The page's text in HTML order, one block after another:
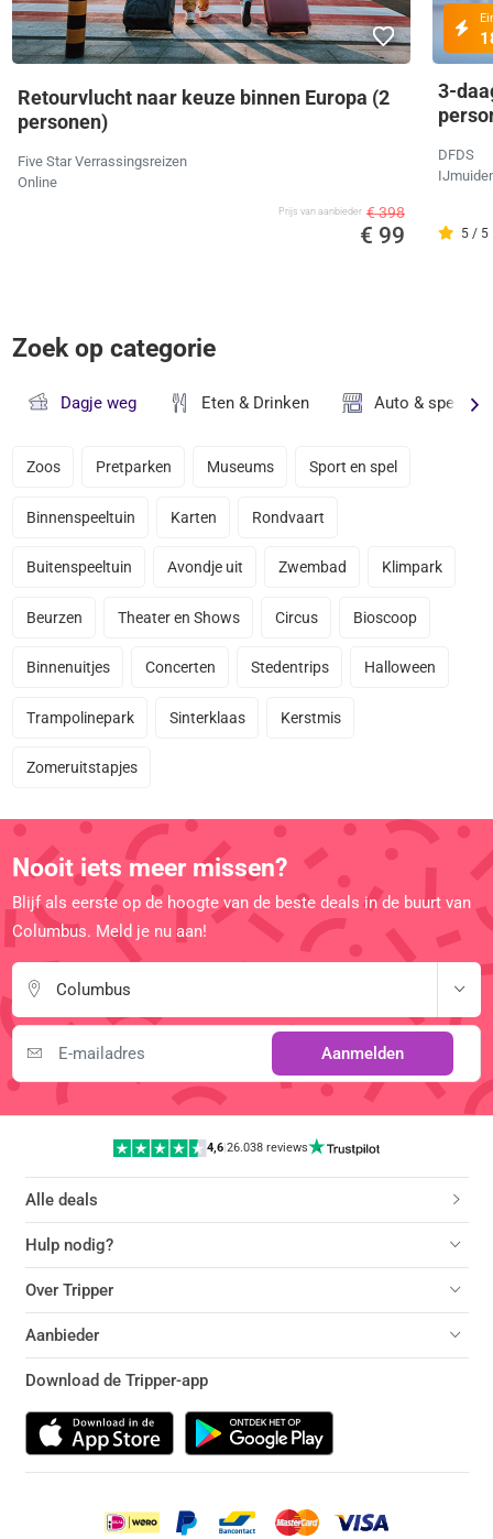
Retourvlucht naar keuze binnen Europa (2
personen)
Five Star Verrassingsreizen
Online
Prijs van aanbieder € 398
€ 99
3-
DFDS
5 / 5
Zoek op categorie
Dagje weg Eten & Drinken Auto &
Zoos Pretparken Museums Sport en spel
Binnenspeeltuin Karten Rondvaart
Buitenspeeltuin Avondje uit Zwembad Klimpark
Beurzen Theater en Shows Circus Bioscoop
Binnenuitjes Concerten Stedentrips Halloween
Trampolinepark Sinterklaas Kerstmis
Zomeruitstapjes
Nooit iets meer missen?
Blijf als eerste op de hoogte van de beste deals in de buurt van
Columbus. Meld je nu aan!
Columbus
Aanmelden
4,6|26.038 reviews
Alle deals
Hulp nodig?
Over Tripper
Aanbieder
Download de Tripper-app